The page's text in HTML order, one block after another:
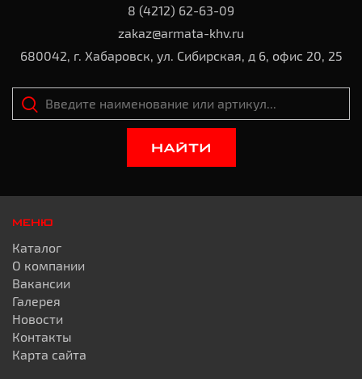
8 (4212) 62-63-09
zakaz@armata-khv.ru
680042, г. Хабаровск, ул. Сибирская, д 6, офис 20, 25
НАЙТИ
МЕНЮ
Каталог
О компании
Вакансии
Галерея
Новости
Контакты
Карта сайта